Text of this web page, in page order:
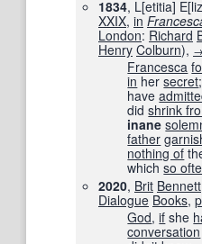
1834, L[etitia]
XXIX, in
London: Richard
Henry Colburn),
Francesca
in hersecret
have
didshrink
inane
father
nothing of
whichso
2020, Brit Bennett
Dialogue Books,
God,if she
conversation